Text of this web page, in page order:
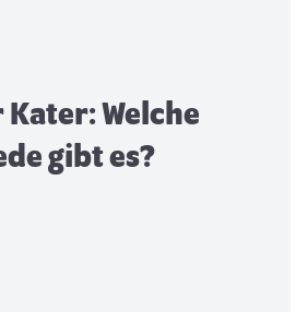
Kater: Welche
gibt es?